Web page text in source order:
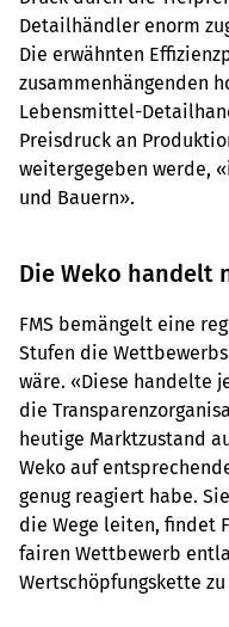
Detailhändler enorm
Die erwähnten
zusammenhängenden
Lebensmittel-
Preisdruck an
weitergegeben werde,
und Bauern».
Die Weko handelt
FMS bemängelt eine
Stufen die
wäre. «Diese handelte
die
heutige Marktzustand
Weko auf
genug reagiert habe.
die Wege leiten, findet
fairen Wettbewerb
Wertschöpfungskette